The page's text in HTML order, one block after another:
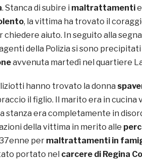
. Stanca di subire i maltrattamenti
, la vittima ha trovato il
chiedere aiuto. In seguito alla
della Polizia si sono precipitati
avvenuta martedì nel quartiere
hanno trovato la donna
il figlio. Il marito era in cucina
stanza era completamente in
della vittima in merito alle
per maltrattamenti in
portato nel carcere di Regina